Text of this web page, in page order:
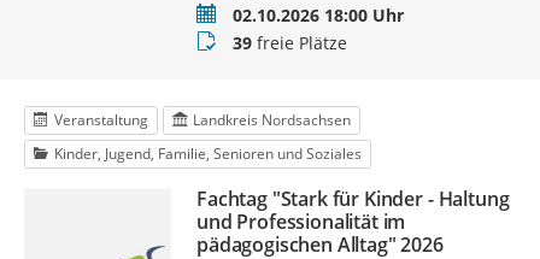
Termin02.10.2026 18:00 Uhr
Buchungsstatus
39freie Plätze
Veranstaltung
Landkreis Nordsachsen
Kinder, Jugend, Familie, Senioren und Soziales
Fachtag "Stark für Kinder - Haltung
und Professionalität im
pädagogischen Alltag" 2026